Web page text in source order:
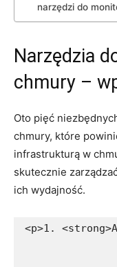
narzędzi do
Narzędzia
chmury⁢ –
Oto pięć
chmury, które
infrastrukturą w
skutecznie
ich wydajność.
<p>1.